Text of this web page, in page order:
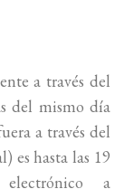
a través del
del mismo día
a través del
es hasta las 19
a